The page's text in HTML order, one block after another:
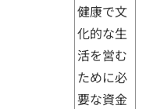
健康で文
化的な生
活を営む
ために必
要な資金